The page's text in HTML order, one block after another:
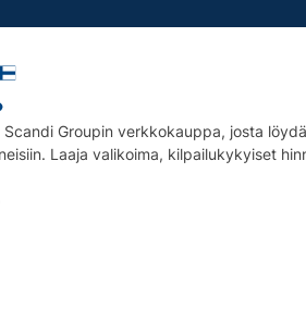
Scandi Groupin verkkokauppa, josta
Laaja valikoima, kilpailukykyiset
Linkedin